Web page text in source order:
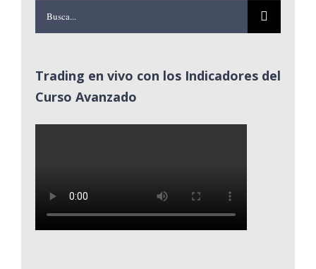
Buscar:
Trading en vivo con los Indicadores del
Curso Avanzado